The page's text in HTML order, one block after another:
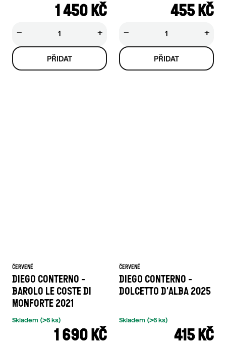
1 450 KČ
+
−
455 KČ
+
−
ČERVENÉ
DIEGO CONTERNO -
BAROLO LE COSTE DI
MONFORTE 2021
1 690 KČ
Skladem (>6 ks)
ČERVENÉ
DIEGO CONTERNO -
DOLCETTO D'ALBA 2025
415 KČ
Skladem (>6 ks)